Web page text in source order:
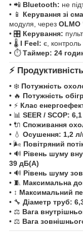
• 📲 Bluetooth: не
• 📱 Керування зі
модуля, через OLMO
• 🎛️ Керування:
• 🌡️ I Feel: є, контроль
• ⏱️Таймер: 24
⚡
• ❄️ Потужність
• 🔥 Потужність
• ⚡ Клас
• 📊 SEER / SCOP:
• 🔌 Споживання
• 💧 Осушення: 1,2
• 🌬️ Повітряний
• 🔊 Рівень шуму
39 дБ(А)
• 🔊 Рівень шуму
• 🧵 Максимальна
• ↕️ Максимальний
• 🔧 Діаметр труб:
• ⚖️ Вага
• ⚖️ Вага